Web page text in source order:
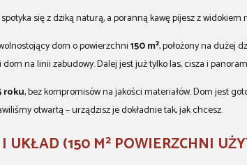
się z dziką naturą, a poranną kawę pijesz z widokiem
dom o powierzchni150 m², położony na dużej
dom na linii zabudowy. Dalej jest już tylko las, cisza i
roku, bez kompromisów na jakości materiałów. Dom jest
otwartą – urządzisz je dokładnie tak, jak chcesz.
I UKŁAD (150 M² POWIERZCHNI